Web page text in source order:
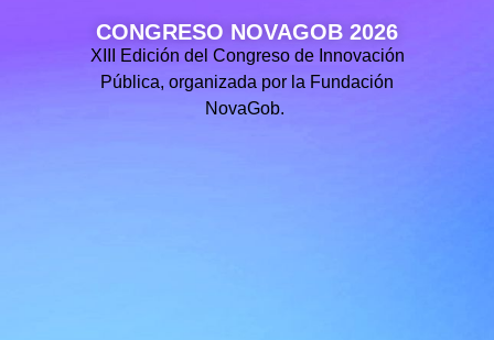
CONGRESO NOVAGOB 2026
XIII Edición del Congreso de Innovación
Pública, organizada por la Fundación
NovaGob.